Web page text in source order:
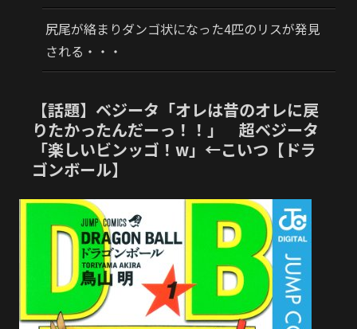
尻尾が絡まりダンゴ状になった4匹のリスが発見
される・・・
【話題】ベジータ「オレは昔のオレに戻
りたかったんだーっ！！」 超ベジータ
「楽しいビンッゴ！w」←こいつ【ドラ
ゴンボール】